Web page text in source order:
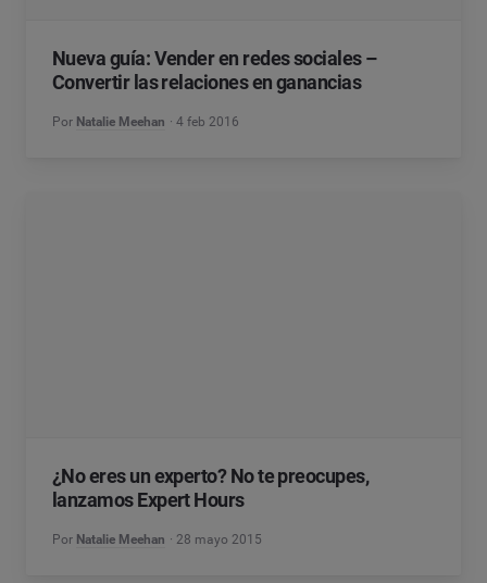
Nueva guía: Vender en redes sociales –
Convertir las relaciones en ganancias
Por Natalie Meehan 4 feb 2016
¿No eres un experto? No te preocupes,
lanzamos Expert Hours
Por Natalie Meehan 28 mayo 2015